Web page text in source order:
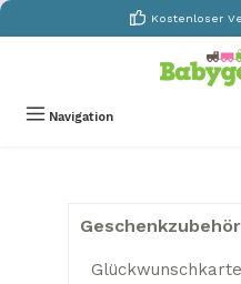
Zum Hauptinhalt springenKostenloser
Navigation
Geschenkzubehör